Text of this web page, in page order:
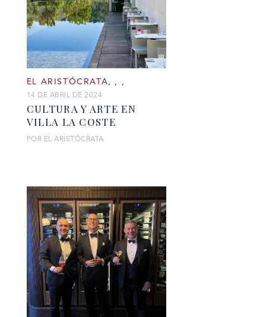
EL ARISTÓCRATA, , ,
14 DE ABRIL DE 2024
CULTURA Y ARTE EN
VILLA LA COSTE
POR EL ARISTÓCRATA